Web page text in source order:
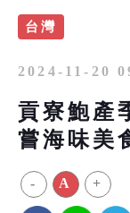
台灣
2024-11-20
貢寮鮑產
嘗海味美
- A +